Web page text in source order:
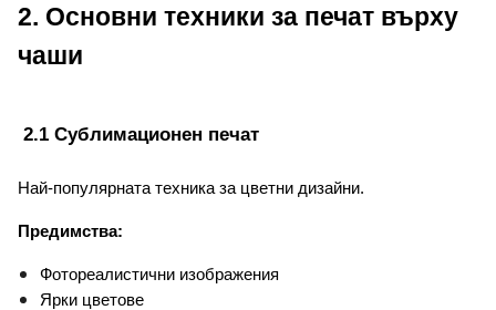
2. Основни техники за печат върху
чаши
2.1 Сублимационен печат
Най-популярната техника за цветни дизайни.
Предимства:
Фотореалистични изображения
Ярки цветове